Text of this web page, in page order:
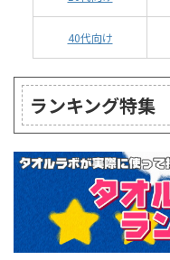
40代向け
ランキング特集